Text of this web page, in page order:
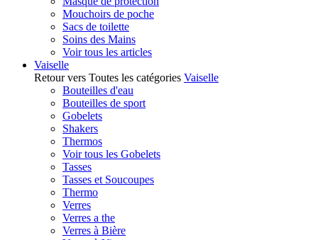
Mouchoirs de poche
Sacs de toilette
Soins des Mains
Voir tous les articles
Vaiselle
Retour vers Toutes les catégories Vaiselle
Bouteilles d'eau
Bouteilles de sport
Gobelets
Shakers
Thermos
Voir tous les Gobelets
Tasses
Tasses et Soucoupes
Thermo
Verres
Verres a the
Verres à Bière